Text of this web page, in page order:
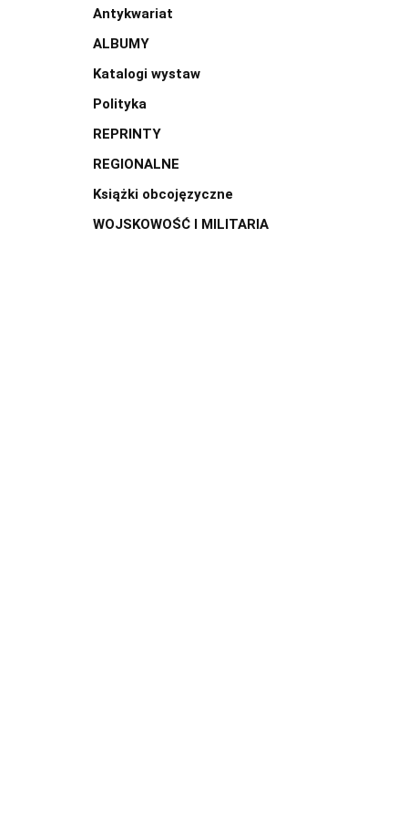
Antykwariat
ALBUMY
Katalogi wystaw
Polityka
REPRINTY
REGIONALNE
Książki obcojęzyczne
WOJSKOWOŚĆ I MILITARIA